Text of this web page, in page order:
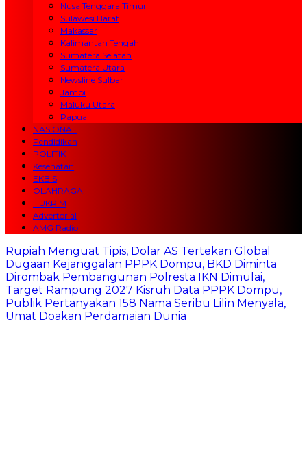
Nusa Tenggara Timur
Sulawesi Barat
Makassar
Kalimantan Tengah
Sumatera Selatan
Sumatera Utara
Newsline Sulbar
Jambi
Maluku Utara
Papua
NASIONAL
Pendidikan
POLITIK
Kesehatan
EKBIS
OLAHRAGA
HUKRIM
Advertorial
AMG Radio
Rupiah Menguat Tipis, Dolar AS Tertekan Global
Dugaan Kejanggalan PPPK Dompu, BKD Diminta
Dirombak Pembangunan Polresta IKN Dimulai,
Target Rampung 2027 Kisruh Data PPPK Dompu,
Publik Pertanyakan 158 Nama Seribu Lilin Menyala,
Umat Doakan Perdamaian Dunia